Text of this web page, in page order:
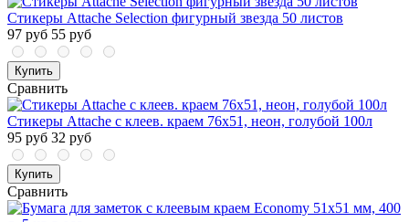
Стикеры Attache Selection фигурный звезда 50 листов
97 руб 55 руб
Купить
Сравнить
Стикеры Attache с клеев. краем 76х51, неон, голубой 100л
95 руб 32 руб
Купить
Сравнить